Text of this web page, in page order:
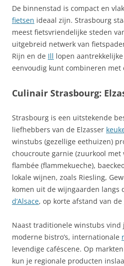
De binnenstad is compact en
fietsen ideaal zijn. Strasbourg
meest fietsvriendelijke steden
uitgebreid netwerk van
Rijn en de Ill lopen
eenvoudig kunt combineren met
Culinair Strasbourg:
Strasbourg is een uitstekende
liefhebbers van de Elzasser
winstubs (gezellige eethuizen)
choucroute garnie (zuurkool met
flambée (flammekueche),
lokale wijnen, zoals Riesling,
komen uit de wijngaarden langs
d’Alsace, op korte afstand van de
Naast traditionele winstubs vind
moderne bistro’s, internationale
levendige caféscene. Op
kun je regionale producten